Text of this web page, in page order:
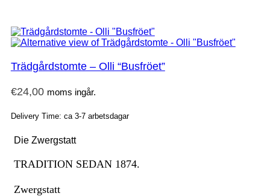
Trädgårdstomte – Olli “Busfröet”
€24,00 moms ingår.
Delivery Time: ca 3-7 arbetsdagar
Die Zwergstatt
TRADITION SEDAN 1874.
Zwergstatt